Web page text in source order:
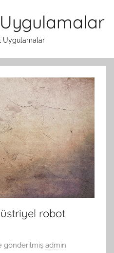
Uygulamalar
robot
gönderilmiş admin